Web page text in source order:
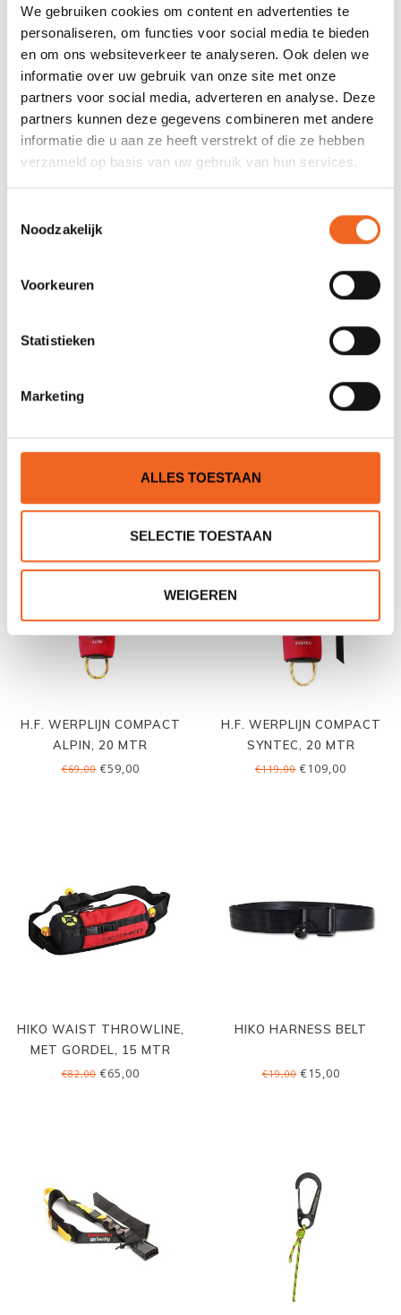
We gebruiken cookies om content en advertenties te
personaliseren, om functies voor social media te bieden
en om ons websiteverkeer te analyseren. Ook delen we
informatie over uw gebruik van onze site met onze
partners voor social media, adverteren en analyse. Deze
partners kunnen deze gegevens combineren met andere
informatie die u aan ze heeft verstrekt of die ze hebben
verzameld op basis van uw gebruik van hun services.
Noodzakelijk
Voorkeuren
Statistieken
Marketing
ALLES TOESTAAN
SELECTIE TOESTAAN
WEIGEREN
H.F. WERPLIJN BIG FISH, 20
MTR
€55,00€49,00
H.F. WERPLIJN WEASEL, 18
MTR
€39,00 €35,00
CLASSIC, 20 MTR
THIRTY, 30 MTR
H.F. WERPLIJN COMPACT
ALPIN, 20 MTR
€69,00€59,00
H.F. WERPLIJN COMPACT
SYNTEC, 20 MTR
€119,00 €109,00
HIKO WAIST THROWLINE,
MET GORDEL, 15 MTR
€82,00€65,00
HIKO HARNESS BELT
€19,00€15,00